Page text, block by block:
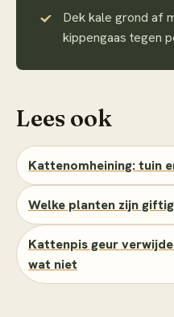
Dek kale grond af
kippengaas tegen
Lees ook
Kattenomheining: tuin
Welke planten zijn
Kattenpis geur
wat niet